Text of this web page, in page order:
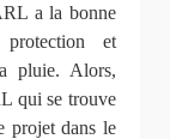
a la bonne
et
pluie. Alors,
qui se trouve
projet dans le